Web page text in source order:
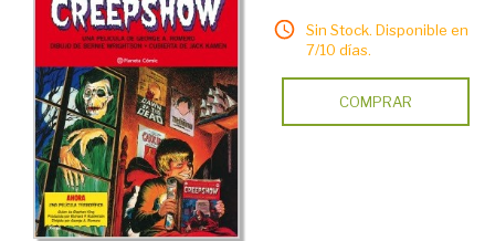
Sin Stock. Disponible en
7/10 días.
COMPRAR